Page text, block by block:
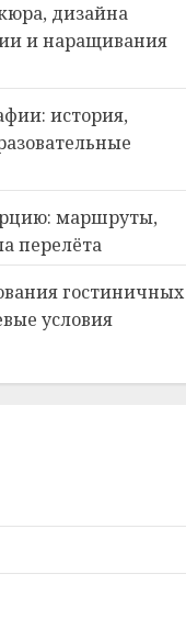
дизайна
и наращивания
история,
маршруты,
перелёта
гостиничных
условия